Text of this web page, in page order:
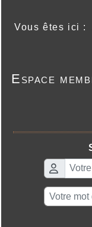
Vous êtes ici
Espace